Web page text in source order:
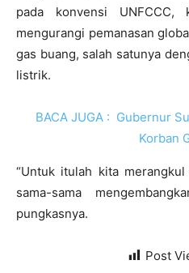
pada konvensi
mengurangi pemanasan
gas buang, salah satunya
listrik.
BACA JUGA : Gubernur
Korban
“Untuk itulah kita
sama-sama
pungkasnya.
Post